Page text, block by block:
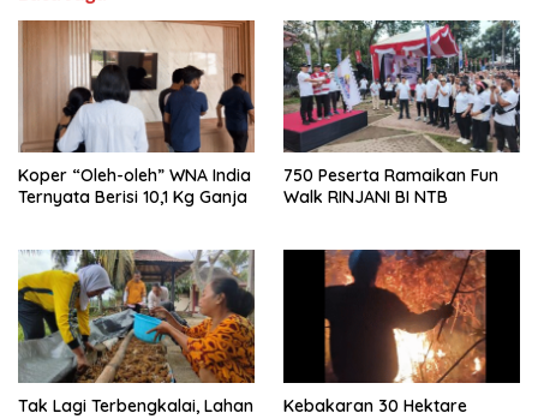
Koper “Oleh-oleh” WNA India
Ternyata Berisi 10,1 Kg Ganja
750 Peserta Ramaikan Fun
Walk RINJANI BI NTB
Tak Lagi Terbengkalai, Lahan
Kebakaran 30 Hektare